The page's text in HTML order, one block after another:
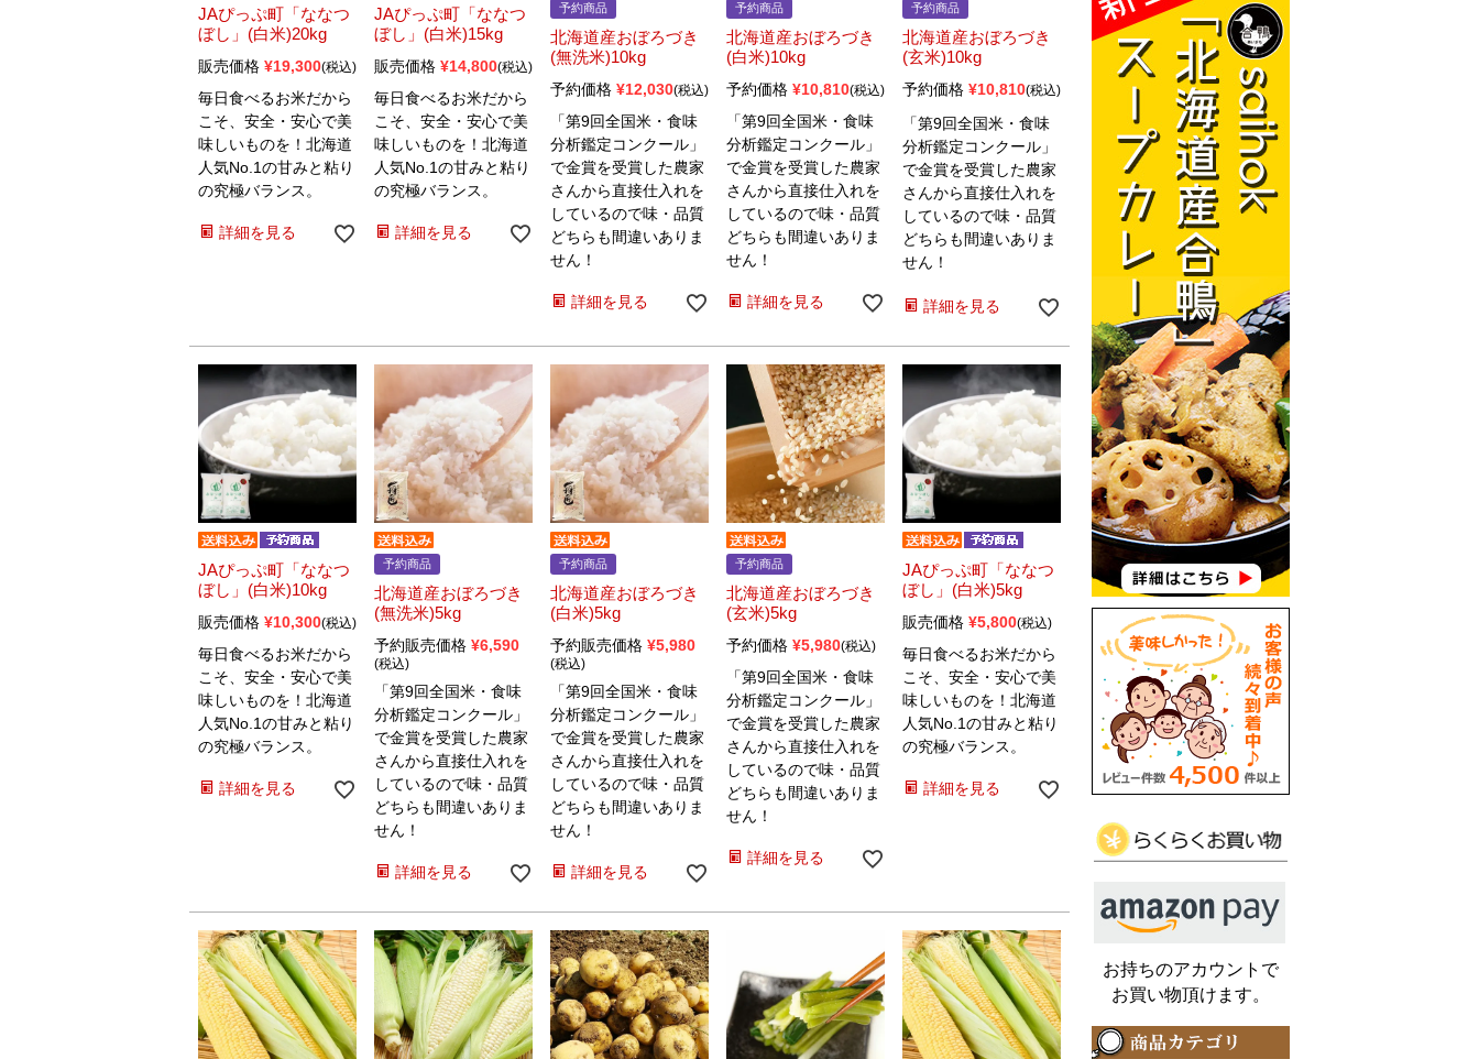
JAぴっぷ町「ななつ
ぼし」(白米)20kg
販売価格 ¥19,300 税込
毎日食べるお米だから
こそ、安全・安心で美
味しいものを！北海道
人気No.1の甘みと粘り
の究極バランス。
詳細を見る
JAぴっぷ町「ななつ
ぼし」(白米)15kg
販売価格 ¥14,800 税込
毎日食べるお米だから
こそ、安全・安心で美
味しいものを！北海道
人気No.1の甘みと粘り
の究極バランス。
詳細を見る
予約商品
北海道産おぼろづき
(無洗米)10kg
予約価格 ¥12,030 税込
「第9回全国米・食味
分析鑑定コンクール」
で金賞を受賞した農家
さんから直接仕入れを
しているので味・品質
どちらも間違いありま
せん！
詳細を見る
予約商品
北海道産おぼろづき
(白米)10kg
予約価格 ¥10,810 税込
「第9回全国米・食味
分析鑑定コンクール」
で金賞を受賞した農家
さんから直接仕入れを
しているので味・品質
どちらも間違いありま
せん！
詳細を見る
予約商品
北海道産おぼろづき
(玄米)10kg
予約価格 ¥10,810 税込
「第9回全国米・食味
分析鑑定コンクール」
で金賞を受賞した農家
さんから直接仕入れを
しているので味・品質
どちらも間違いありま
せん！
詳細を見る
JAぴっぷ町「ななつ
ぼし」(白米)10kg
販売価格 ¥10,300 税込
毎日食べるお米だから
こそ、安全・安心で美
味しいものを！北海道
人気No.1の甘みと粘り
の究極バランス。
詳細を見る
予約商品
北海道産おぼろづき
(無洗米)5kg
予約販売価格 ¥6,590
税込
「第9回全国米・食味
分析鑑定コンクール」
で金賞を受賞した農家
さんから直接仕入れを
しているので味・品質
どちらも間違いありま
せん！
詳細を見る
予約商品
北海道産おぼろづき
(白米)5kg
予約販売価格 ¥5,980
税込
「第9回全国米・食味
分析鑑定コンクール」
で金賞を受賞した農家
さんから直接仕入れを
しているので味・品質
どちらも間違いありま
せん！
詳細を見る
予約商品
北海道産おぼろづき
(玄米)5kg
予約価格 ¥5,980 税込
「第9回全国米・食味
分析鑑定コンクール」
で金賞を受賞した農家
さんから直接仕入れを
しているので味・品質
どちらも間違いありま
せん！
詳細を見る
JAぴっぷ町「ななつ
ぼし」(白米)5kg
販売価格 ¥5,800 税込
毎日食べるお米だから
こそ、安全・安心で美
味しいものを！北海道
人気No.1の甘みと粘り
の究極バランス。
詳細を見る
お持ちのアカウントで
お買い物頂けます。